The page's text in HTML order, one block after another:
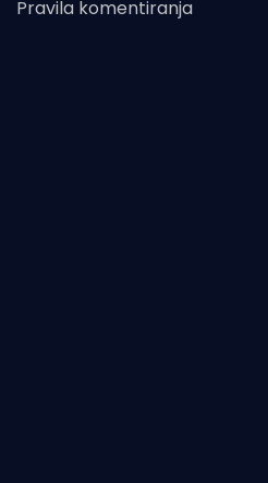
Pravila komentiranja